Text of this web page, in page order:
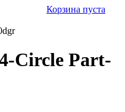
Корзина пуста
Circle Part-